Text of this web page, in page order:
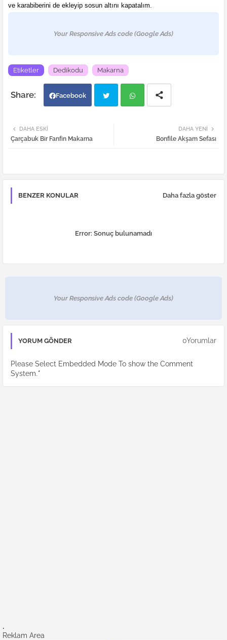
ve karabiberini de ekleyip sosun altını kapatalım.
Your Responsive Ads code (Google Ads)
Etiketler Dedikodu Makarna
Facebook
DAHA YENI
Bonfile Akşam Sefası
DAHA ESKI
Çarçabuk Bir Fanfin Makarna
BENZER KONULAR Daha fazla göster
Error: Sonuç bulunamadı
Your Responsive Ads code (Google Ads)
YORUM GÖNDER 0Yorumlar
Please Select Embedded Mode To show the Comment
System.*
.
Reklam Area